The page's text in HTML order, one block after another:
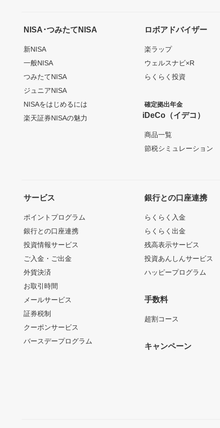
NISA･つみたてNISA
新NISA
一般NISA
つみたてNISA
ジュニアNISA
NISAをはじめるには
楽天証券NISAの魅力
ロボアドバイザー
楽ラップ
ウェルスナビ×R
らくらく投資
確定拠出年金
iDeCo（イデコ）
商品一覧
節税シミュレーション
サービス
ポイントプログラム
銀行との口座連携
投資情報サービス
ご入金・ご出金
外貨決済
お取引時間
メールサービス
証券税制
クーポンサービス
バースデープログラム
銀行との口座連携
らくらく入金
らくらく出金
残高表示サービス
投資あんしんサービス
ハッピープログラム
手数料
超割コース
キャンペーン